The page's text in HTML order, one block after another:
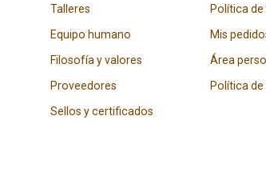
Talleres
Equipo humano
Filosofía y valores
Proveedores
Sellos y certificados
Política de
Mis
Área
Política